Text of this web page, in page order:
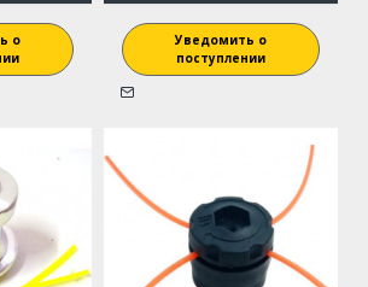
о
Уведомить о
поступлении